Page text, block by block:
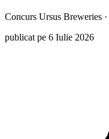
Concurs Ursus Breweries ·
publicat pe 6 Iulie 2026